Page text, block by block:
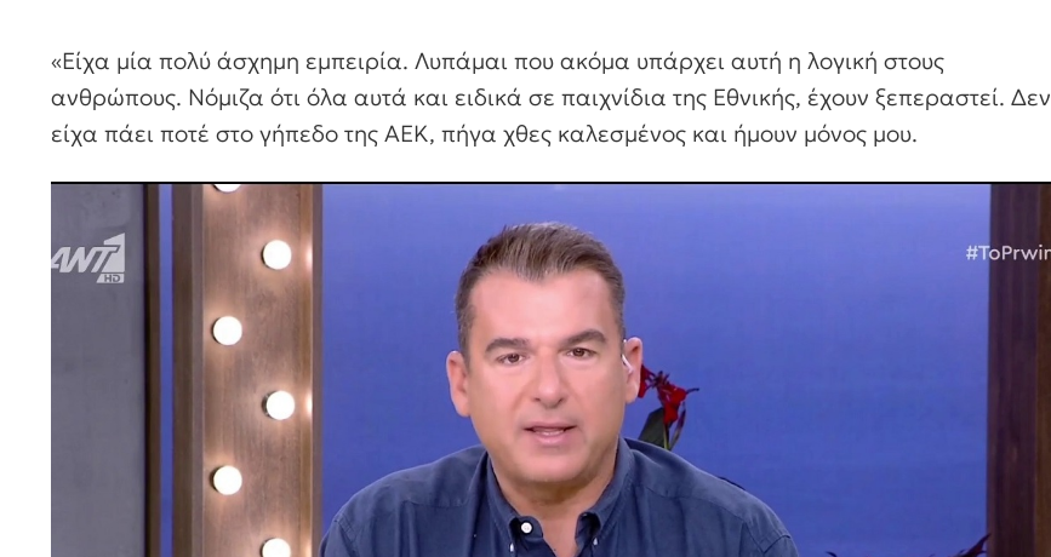
«Είχα μία πολύ άσχημη εμπειρία. Λυπάμαι που ακόμα υπάρχει αυτή η λογική στους
ανθρώπους. Νόμιζα ότι όλα αυτά και ειδικά σε παιχνίδια της Εθνικής, έχουν ξεπεραστεί. Δεν
είχα πάει ποτέ στο γήπεδο της ΑΕΚ, πήγα χθες καλεσμένος και ήμουν μόνος μου.